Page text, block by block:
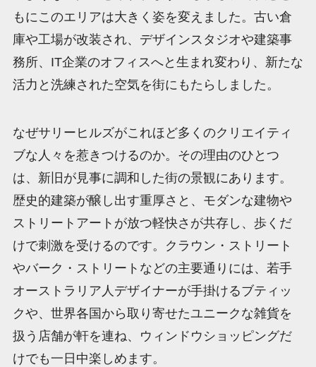
もにこのエリアは大きく姿を変えました。古い倉
庫や工場が改装され、デザインスタジオや建築事
務所、IT企業のオフィスへと生まれ変わり、新たな
活力と洗練された空気を街にもたらしました。
なぜサリーヒルズがこれほど多くのクリエイティ
ブな人々を惹きつけるのか。その理由のひとつ
は、新旧が見事に調和した街の景観にあります。
歴史的建築が醸し出す重厚さと、モダンな建物や
ストリートアートが放つ軽快さが共存し、歩くだ
けで刺激を受けるのです。クラウン・ストリート
やバーク・ストリートなどの主要通りには、若手
オーストラリア人デザイナーが手掛けるブティッ
クや、世界各国から取り寄せたユニークな雑貨を
扱う店舗が軒を連ね、ウィンドウショッピングだ
けでも一日中楽しめます。